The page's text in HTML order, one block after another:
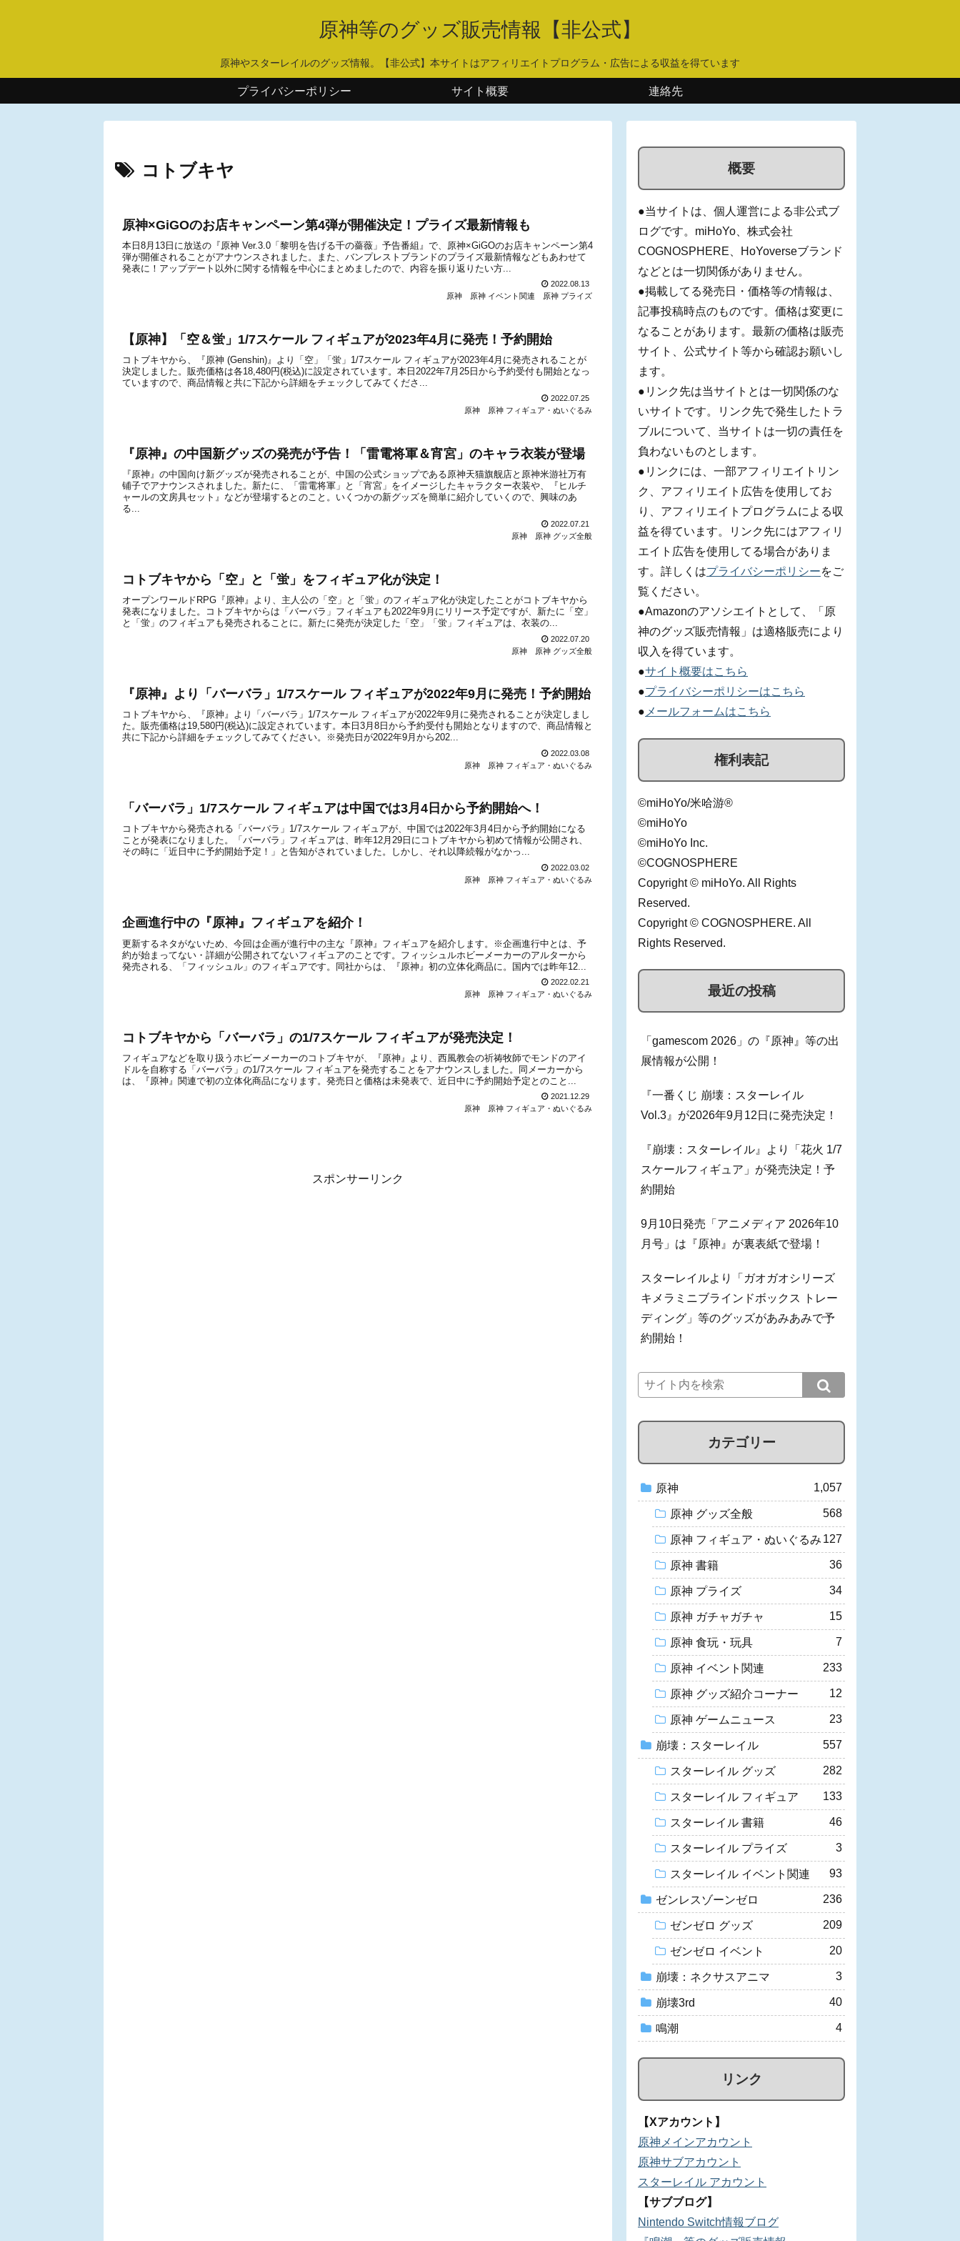
原神等のグッズ販売情報【非公式】
原神やスターレイルのグッズ情報。【非公式】本サイトはアフィリエイトプログラム・広告による収益を得ています
プライバシーポリシー サイト概要 連絡先
コトブキヤ
原神×GiGOのお店キャンペーン第4弾が開催決定！プライズ最新情報も
本日8月13日に放送の『原神 Ver.3.0「黎明を告げる千の薔薇」予告番組』で、原神×GiGOのお店キャンペーン第4
弾が開催されることがアナウンスされました。また、バンプレストブランドのプライズ最新情報などもあわせて
発表に！アップデート以外に関する情報を中心にまとめましたので、内容を振り返りたい方...
2022.08.13
原神
原神 イベント関連 原神 プライズ
【原神】「空＆蛍」1/7スケール フィギュアが2023年4月に発売！予約開始
コトブキヤから、『原神 (Genshin)』より「空」「蛍」1/7スケール フィギュアが2023年4月に発売されることが
決定しました。販売価格は各18,480円(税込)に設定されています。本日2022年7月25日から予約受付も開始となっ
ていますので、商品情報と共に下記から詳細をチェックしてみてくださ...
2022.07.25
原神
原神 フィギュア・ぬいぐるみ
『原神』の中国新グッズの発売が予告！「雷電将軍＆宵宮」のキャラ衣装が登場
『原神』の中国向け新グッズが発売されることが、中国の公式ショップである原神天猫旗舰店と原神米游社万有
铺子でアナウンスされました。新たに、「雷電将軍」と「宵宮」をイメージしたキャラクター衣装や、『ヒルチ
ャールの文房具セット』などが登場するとのこと。いくつかの新グッズを簡単に紹介していくので、興味のあ
る...
2022.07.21
原神
原神 グッズ全般
コトブキヤから「空」と「蛍」をフィギュア化が決定！
オープンワールドRPG『原神』より、主人公の「空」と「蛍」のフィギュア化が決定したことがコトブキヤから
発表になりました。コトブキヤからは「バーバラ」フィギュアも2022年9月にリリース予定ですが、新たに「空」
と「蛍」のフィギュアも発売されることに。新たに発売が決定した「空」「蛍」フィギュアは、衣装の...
2022.07.20
原神
原神 グッズ全般
『原神』より「バーバラ」1/7スケール フィギュアが2022年9月に発売！予約開始
コトブキヤから、『原神』より「バーバラ」1/7スケール フィギュアが2022年9月に発売されることが決定しまし
た。販売価格は19,580円(税込)に設定されています。本日3月8日から予約受付も開始となりますので、商品情報と
共に下記から詳細をチェックしてみてください。※発売日が2022年9月から202...
2022.03.08
原神
原神 フィギュア・ぬいぐるみ
「バーバラ」1/7スケール フィギュアは中国では3月4日から予約開始へ！
コトブキヤから発売される「バーバラ」1/7スケール フィギュアが、中国では2022年3月4日から予約開始になる
ことが発表になりました。「バーバラ」フィギュアは、昨年12月29日にコトブキヤから初めて情報が公開され、
その時に「近日中に予約開始予定！」と告知がされていました。しかし、それ以降続報がなかっ...
2022.03.02
原神
原神 フィギュア・ぬいぐるみ
企画進行中の『原神』フィギュアを紹介！
更新するネタがないため、今回は企画が進行中の主な『原神』フィギュアを紹介します。※企画進行中とは、予
約が始まってない・詳細が公開されてないフィギュアのことです。フィッシュルホビーメーカーのアルターから
発売される、「フィッシュル」のフィギュアです。同社からは、『原神』初の立体化商品に。国内では昨年12...
2022.02.21
原神
原神 フィギュア・ぬいぐるみ
コトブキヤから「バーバラ」の1/7スケール フィギュアが発売決定！
フィギュアなどを取り扱うホビーメーカーのコトブキヤが、『原神』より、西風教会の祈祷牧師でモンドのアイ
ドルを自称する「バーバラ」の1/7スケール フィギュアを発売することをアナウンスしました。同メーカーから
は、『原神』関連で初の立体化商品になります。発売日と価格は未発表で、近日中に予約開始予定とのこと...
2021.12.29
原神
原神 フィギュア・ぬいぐるみ
スポンサーリンク
概要
●当サイトは、個人運営による非公式ブ
ログです。miHoYo、株式会社
COGNOSPHERE、HoYoverseブランド
などとは一切関係がありません。
●掲載してる発売日・価格等の情報は、
記事投稿時点のものです。価格は変更に
なることがあります。最新の価格は販売
サイト、公式サイト等から確認お願いし
ます。
●リンク先は当サイトとは一切関係のな
いサイトです。リンク先で発生したトラ
ブルについて、当サイトは一切の責任を
負わないものとします。
●リンクには、一部アフィリエイトリン
ク、アフィリエイト広告を使用してお
り、アフィリエイトプログラムによる収
益を得ています。リンク先にはアフィリ
エイト広告を使用してる場合がありま
す。詳しくはプライバシーポリシーをご
覧ください。
●Amazonのアソシエイトとして、「原
神のグッズ販売情報」は適格販売により
収入を得ています。
●サイト概要はこちら
●プライバシーポリシーはこちら
● メールフォームはこちら
権利表記
©miHoYo/米哈游®
©miHoYo
©miHoYo Inc.
©COGNOSPHERE
Copyright © miHoYo. All Rights
Reserved.
Copyright © COGNOSPHERE. All
Rights Reserved.
最近の投稿
「gamescom 2026」の『原神』等の出
展情報が公開！
『一番くじ 崩壊：スターレイル
Vol.3』が2026年9月12日に発売決定！
『崩壊：スターレイル』より「花火 1/7
スケールフィギュア」が発売決定！予
約開始
9月10日発売「アニメディア 2026年10
月号」は『原神』が裏表紙で登場！
スターレイルより「ガオガオシリーズ
キメラミニブラインドボックス トレー
ディング」等のグッズがあみあみで予
約開始！
カテゴリー
原神 1,057
原神 グッズ全般 568
原神 フィギュア・ぬいぐるみ 127
原神 書籍 36
原神 プライズ 34
原神 ガチャガチャ 15
原神 食玩・玩具 7
原神 イベント関連 233
原神 グッズ紹介コーナー 12
原神 ゲームニュース 23
崩壊：スターレイル 557
スターレイル グッズ 282
スターレイル フィギュア 133
スターレイル 書籍 46
スターレイル プライズ 3
スターレイル イベント関連 93
ゼンレスゾーンゼロ 236
ゼンゼロ グッズ 209
ゼンゼロ イベント 20
崩壊：ネクサスアニマ 3
崩壊3rd 40
鳴潮 4
リンク
【Xアカウント】
原神メインアカウント
原神サブアカウント
スターレイル アカウント
【サブブログ】
Nintendo Switch情報ブログ